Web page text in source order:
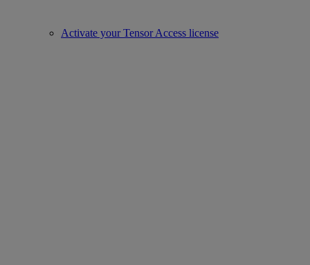
Activate your Tensor Access license